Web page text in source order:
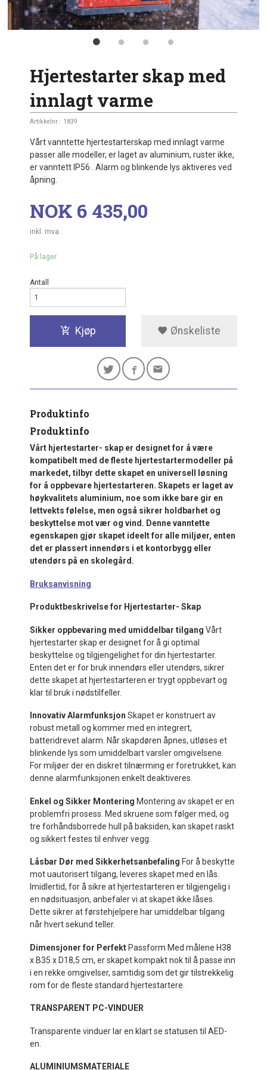
Hjertestarter skap med
innlagt varme
Artikkelnr.: 1839
Vårt vanntette hjertestarterskap med innlagt varme
passer alle modeller, er laget av aluminium, ruster ikke,
er vanntett IP56 . Alarm og blinkende lys aktiveres ved
åpning.
Pris
NOK 6 435,00
inkl. mva.
På lager
Antall
Kjøp Ønskeliste
Produktinfo
Produktinfo
Vårt hjertestarter- skap er designet for å være
kompatibelt med de fleste hjertestartermodeller på
markedet, tilbyr dette skapet en universell løsning
for å oppbevare hjertestarteren. Skapets er laget av
høykvalitets aluminium, noe som ikke bare gir en
lettvekts følelse, men også sikrer holdbarhet og
beskyttelse mot vær og vind. Denne vanntette
egenskapen gjør skapet ideelt for alle miljøer, enten
det er plassert innendørs i et kontorbygg eller
utendørs på en skolegård.
Bruksanvisning
Produktbeskrivelse for Hjertestarter- Skap
Sikker oppbevaring med umiddelbar tilgangVårt
hjertestarter skap er designet for å gi optimal
beskyttelse og tilgjengelighet for din hjertestarter.
Enten det er for bruk innendørs eller utendørs, sikrer
dette skapet at hjertestarteren er trygt oppbevart og
klar til bruk i nødstilfeller.
Innovativ AlarmfunksjonSkapet er konstruert av
robust metall og kommer med en integrert,
batteridrevet alarm. Når skapdøren åpnes, utløses et
blinkende lys som umiddelbart varsler omgivelsene.
For miljøer der en diskret tilnærming er foretrukket, kan
denne alarmfunksjonen enkelt deaktiveres.
Enkel og Sikker Montering Montering av skapet er en
problemfri prosess. Med skruene som følger med, og
tre forhåndsborrede hull på baksiden, kan skapet raskt
og sikkert festes til enhver vegg.
Låsbar Dør med Sikkerhetsanbefaling For å beskytte
mot uautorisert tilgang, leveres skapet med en lås.
Imidlertid, for å sikre at hjertestarteren er tilgjengelig i
en nødsituasjon, anbefaler vi at skapet ikke låses.
Dette sikrer at førstehjelpere har umiddelbar tilgang
når hvert sekund teller.
Dimensjoner for Perfekt Passform Med målene H38
x B35 x D18,5 cm, er skapet kompakt nok til å passe inn
i en rekke omgivelser, samtidig som det gir tilstrekkelig
rom for de fleste standard hjertestartere.
TRANSPARENT PC-VINDUER
Transparente vinduer lar en klart se statusen til AED-
en.
ALUMINIUMSMATERIALE